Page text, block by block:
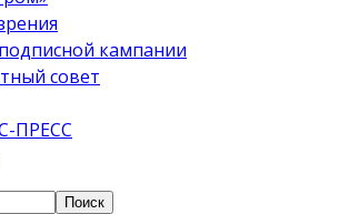
кампании
совет
ПРЕСС